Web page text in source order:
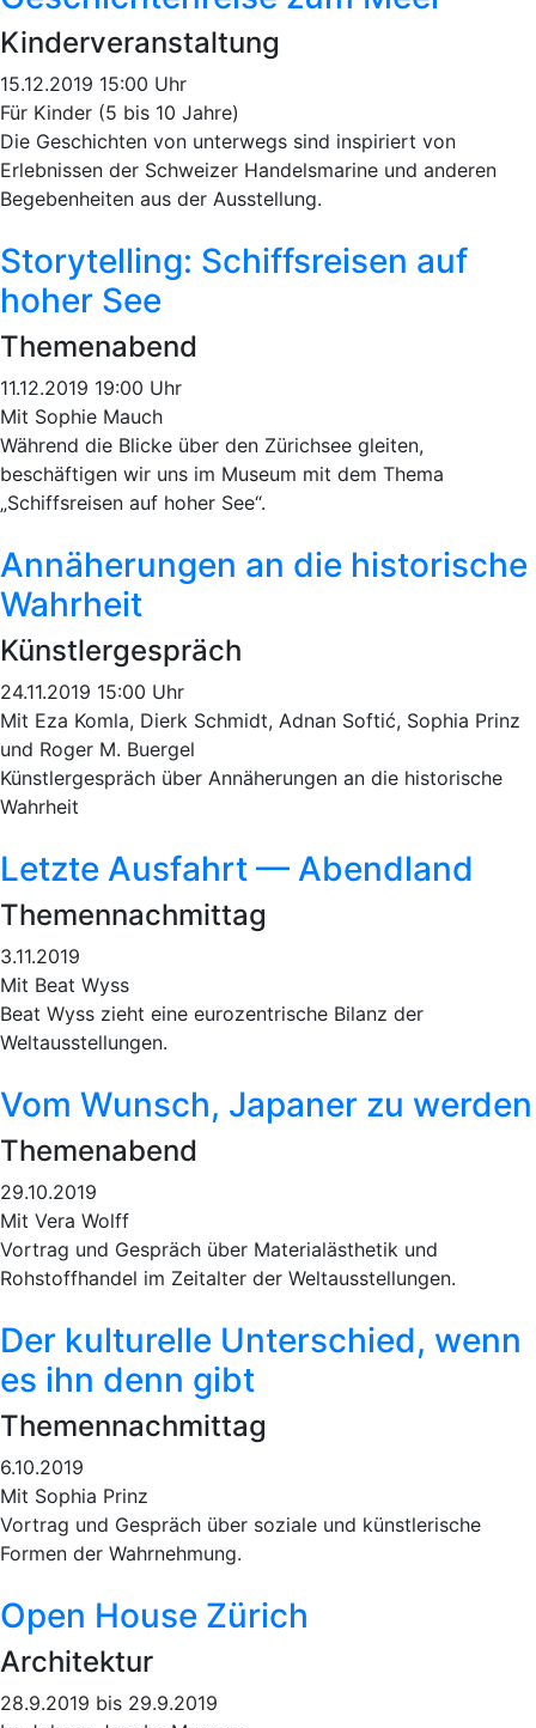
Kinderveranstaltung
15.12.2019 15:00 Uhr
Für Kinder (5 bis 10 Jahre)
Die Geschichten von unterwegs sind inspiriert von
Erlebnissen der Schweizer Handelsmarine und anderen
Begebenheiten aus der Ausstellung.
Storytelling: Schiffsreisen auf
hoher See
Themenabend
11.12.2019 19:00 Uhr
Mit Sophie Mauch
Während die Blicke über den Zürichsee gleiten,
beschäftigen wir uns im Museum mit dem Thema
„Schiffsreisen auf hoher See“.
Annäherungen an die historische
Wahrheit
Künstlergespräch
24.11.2019 15:00 Uhr
Mit Eza Komla, Dierk Schmidt, Adnan Softić, Sophia Prinz
und Roger M. Buergel
Künstlergespräch über Annäherungen an die historische
Wahrheit
Letzte Ausfahrt — Abendland
Themennachmittag
3.11.2019
Mit Beat Wyss
Beat Wyss zieht eine eurozentrische Bilanz der
Weltausstellungen.
Vom Wunsch, Japaner zu werden
Themenabend
29.10.2019
Mit Vera Wolff
Vortrag und Gespräch über Materialästhetik und
Rohstoffhandel im Zeitalter der Weltausstellungen.
Der kulturelle Unterschied, wenn
es ihn denn gibt
Themennachmittag
6.10.2019
Mit Sophia Prinz
Vortrag und Gespräch über soziale und künstlerische
Formen der Wahrnehmung.
Open House Zürich
Architektur
28.9.2019 bis 29.9.2019